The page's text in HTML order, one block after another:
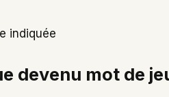
indiquée
devenu mot de